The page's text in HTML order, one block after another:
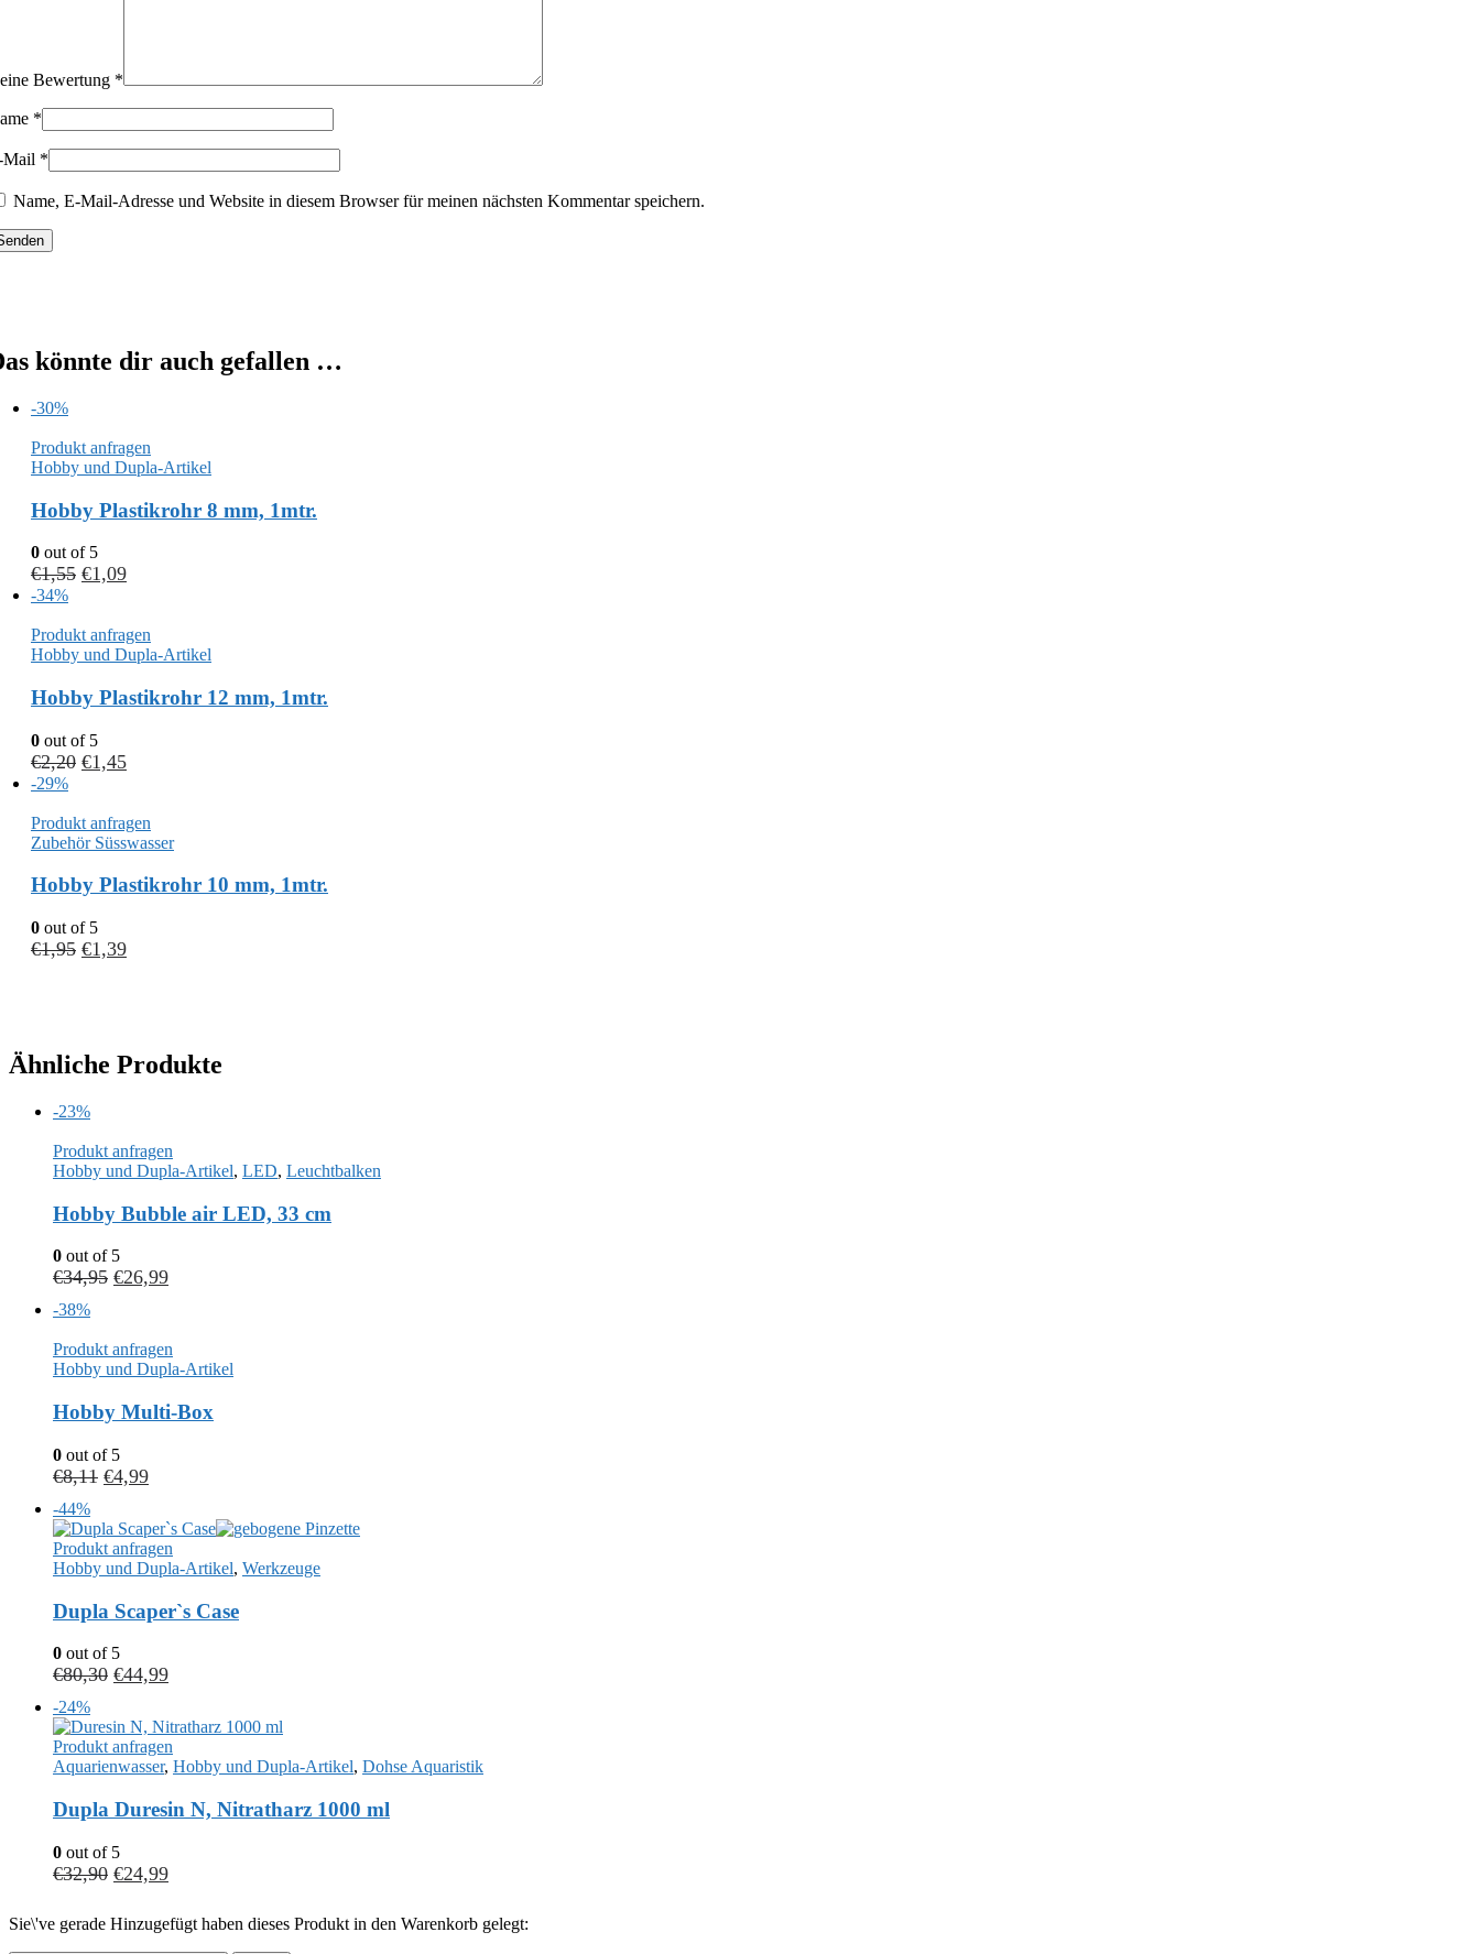
Bewertung *
*
Mail *
Name, E-Mail-Adresse und Website in diesem Browser für meinen nächsten Kommentar speichern.
könnte dir auch gefallen …
-30%
Produkt anfragen
Hobby und Dupla-Artikel
Hobby Plastikrohr 8 mm, 1mtr.
0 out of 5
€1,55 €1,09
-34%
Produkt anfragen
Hobby und Dupla-Artikel
Hobby Plastikrohr 12 mm, 1mtr.
0 out of 5
€2,20 €1,45
-29%
Produkt anfragen
Zubehör Süsswasser
Hobby Plastikrohr 10 mm, 1mtr.
0 out of 5
€1,95 €1,39
Ähnliche Produkte
-23%
Produkt anfragen
Hobby und Dupla-Artikel, LED, Leuchtbalken
Hobby Bubble air LED, 33 cm
0 out of 5
€34,95 €26,99
-38%
Produkt anfragen
Hobby und Dupla-Artikel
Hobby Multi-Box
0 out of 5
€8,11 €4,99
-44%
Produkt anfragen
Hobby und Dupla-Artikel, Werkzeuge
Dupla Scaper`s Case
0 out of 5
€80,30 €44,99
-24%
Produkt anfragen
Aquarienwasser, Hobby und Dupla-Artikel, Dohse Aquaristik
Dupla Duresin N, Nitratharz 1000 ml
0 out of 5
€32,90 €24,99
Sie\'ve gerade Hinzugefügt haben dieses Produkt in den Warenkorb gelegt: